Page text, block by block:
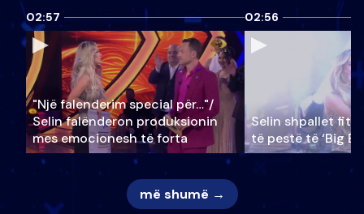
02:57
"Një falenderim special për…"/
Selin falënderon produksionin
mes emocionesh të forta
02:56
Selin shpallet
të pestë të ‘Big
më shumë →